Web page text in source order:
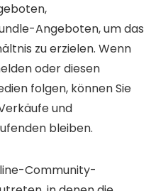
Angeboten, um das
zu erzielen. Wenn
oder diesen
folgen, können Sie
und
bleiben.
Community-